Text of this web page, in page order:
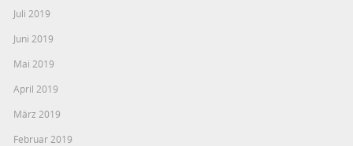
Juli 2019
Juni 2019
Mai 2019
April 2019
März 2019
Februar 2019